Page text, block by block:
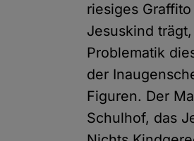
riesiges
Jesuskind
Problematik
der
Figuren. Der
Schulhof, das